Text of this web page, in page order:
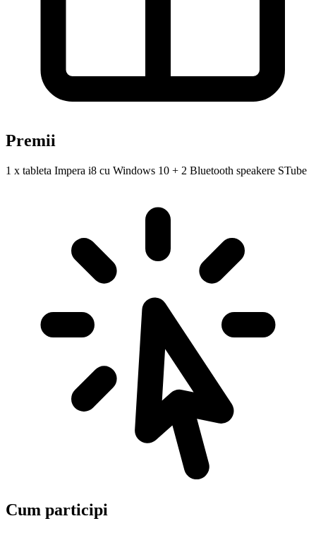
Premii
1 x tableta Impera i8 cu Windows 10 + 2 Bluetooth speakere STube
Cum participi